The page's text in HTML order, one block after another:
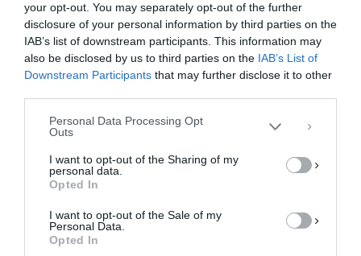
your opt-out. You may separately opt-out of the further
disclosure of your personal information by third parties on the
IAB’s list of downstream participants. This information may
also be disclosed by us to third parties on the IAB’s List of
Downstream Participants that may further disclose it to other
Personal Data Processing Opt
Outs
I want to opt-out of the Sharing of my
personal data.
Opted In
I want to opt-out of the Sale of my
Personal Data.
Opted In
Διαχείριση Συγκατάθεσης
Για να παρέχουμε την καλύτερη εμπειρία, χρησιμοποιούμε τεχνολογίες όπως
cookies για την αποθήκευση ή/και την πρόσβαση σε πληροφορίες συσκευών.
Η συγκατάθεση για τις εν λόγω τεχνολογίες θα μας επιτρέψει να
επεξεργαστούμε δεδομένα προσωπικού χαρακτήρα, όπως συμπεριφορά
συγκατάθεση ή η ανάκληση της συγκατάθεσης, μπορεί να επηρεάσει
αρνητικά ορισμένες λειτουργίες και δυνατότητες.
ΠΡΟΒΟΛΉ ΠΡΟΤΙΜΉΣΕΩΝ
Πολιτική Cookies